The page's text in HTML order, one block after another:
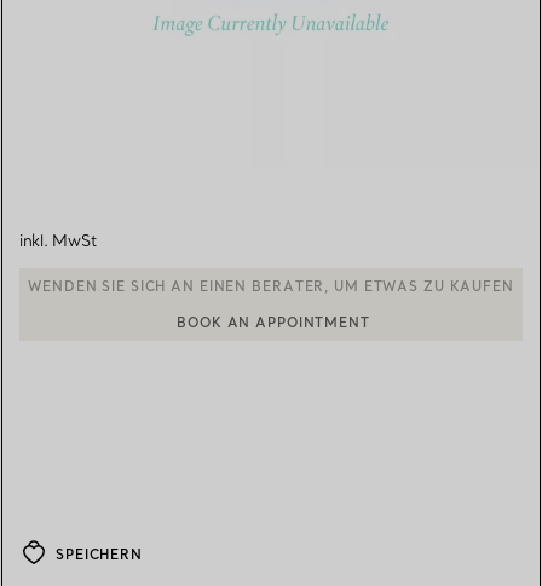
inkl. MwSt
EINEN KUNDENBERATER KONTAKTIEREN ODER EINEN
SPEICHERN